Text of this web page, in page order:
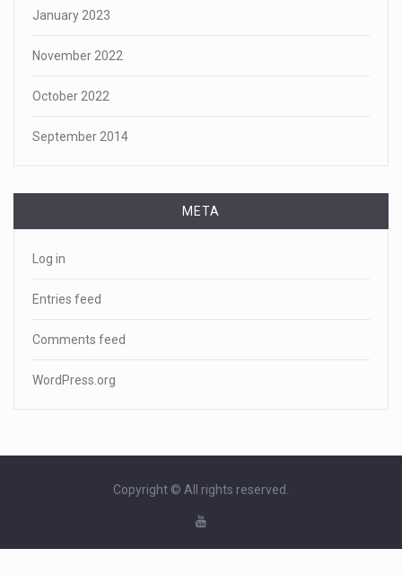
January 2023
November 2022
October 2022
September 2014
META
Log in
Entries feed
Comments feed
WordPress.org
Copyright © All rights reserved.